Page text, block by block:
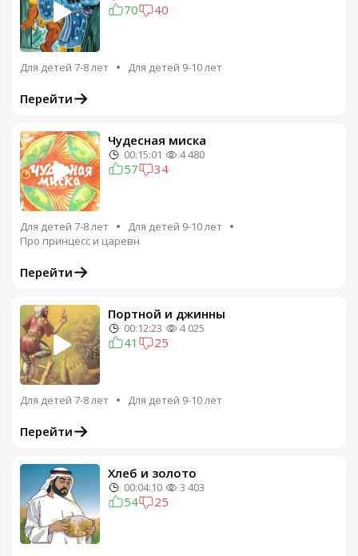
70 40
Для детей 7-8 лет Для детей 9-10 лет
Перейти
Чудесная миска
00:15:01 4 480
57 34
Для детей 7-8 лет
Для детей 9-10 лет
Про принцесс и царевн
Перейти
Портной и джинны
00:12:23 4 025
41 25
Для детей 7-8 лет Для детей 9-10 лет
Перейти
Хлеб и золото
00:04:10 3 403
54 25